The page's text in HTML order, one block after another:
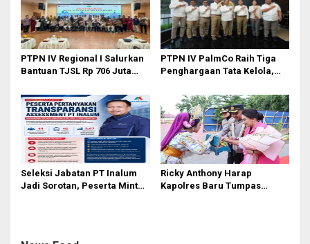
PTPN IV Regional I Salurkan
Bantuan TJSL Rp 706 Juta
Berkelanjutan
PTPN IV PalmCo Raih Tiga
Penghargaan Tata Kelola,
dan Efisiensi
Seleksi Jabatan PT Inalum
Jadi Sorotan, Peserta Minta
Ricky Anthony Harap
Kapolres Baru Tumpas